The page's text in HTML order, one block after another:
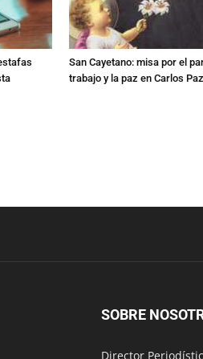
San Cayetano: misa por el
trabajo y la paz en Carlos Paz
SOBRE
Director